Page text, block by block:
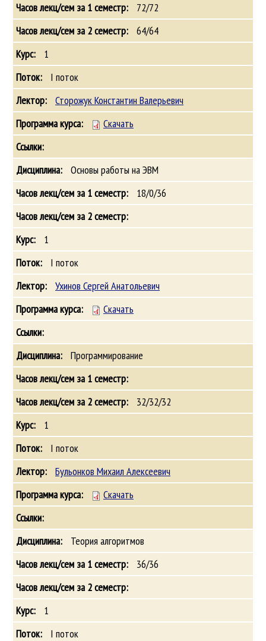
72/72
64/64
1
I поток
Сторожук Константин Валерьевич
Скачать
Основы работы на ЭВМ
18/0/36
1
I поток
Ухинов Сергей Анатольевич
Скачать
Программирование
32/32/32
1
I поток
Бульонков Михаил Алексеевич
Скачать
Теория алгоритмов
36/36
1
I поток